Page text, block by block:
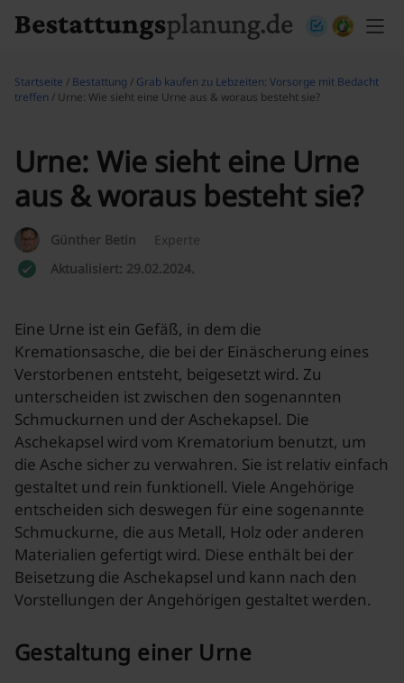
Startseite / Bestattung / Grab kaufen zu Lebzeiten: Vorsorge mit Bedacht
treffen / Urne: Wie sieht eine Urne aus & woraus besteht sie?
Urne: Wie sieht eine Urne
aus & woraus besteht sie?
Günther Betin
Experte
Aktualisiert: 29.02.2024.
Eine Urne ist ein Gefäß, in dem die
Kremationsasche, die bei der Einäscherung eines
Verstorbenen entsteht, beigesetzt wird. Zu
unterscheiden ist zwischen den sogenannten
Schmuckurnen und der Aschekapsel. Die
Aschekapsel wird vom Krematorium benutzt, um
die Asche sicher zu verwahren. Sie ist relativ einfach
gestaltet und rein funktionell. Viele Angehörige
entscheiden sich deswegen für eine sogenannte
Schmuckurne, die aus Metall, Holz oder anderen
Materialien gefertigt wird. Diese enthält bei der
Beisetzung die Aschekapsel und kann nach den
Vorstellungen der Angehörigen gestaltet werden.
Gestaltung einer Urne